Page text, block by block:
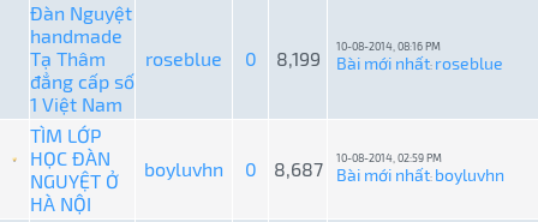
Đàn Nguyệt
handmade
Tạ Thâm
đẳng cấp số
1 Việt Nam
roseblue 0 8,199
10-08-2014, 08:16 PM
Bài mới nhất: roseblue
TÌM LỚP
HỌC ĐÀN
NGUYỆT Ở
HÀ NỘI
boyluvhn 0 8,687 10-08-2014, 02:59 PM
Bài mới nhất: boyluvhn